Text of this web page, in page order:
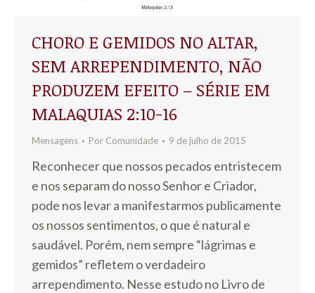
CHORO E GEMIDOS NO ALTAR,
SEM ARREPENDIMENTO, NÃO
PRODUZEM EFEITO – SÉRIE EM
MALAQUIAS 2:10-16
Mensagens Por Comunidade 9 de julho de 2015
Reconhecer que nossos pecados entristecem
e nos separam do nosso Senhor e Criador,
pode nos levar a manifestarmos publicamente
os nossos sentimentos, o que é natural e
saudável. Porém, nem sempre “lágrimas e
gemidos” refletem o verdadeiro
arrependimento. Nesse estudo no Livro de